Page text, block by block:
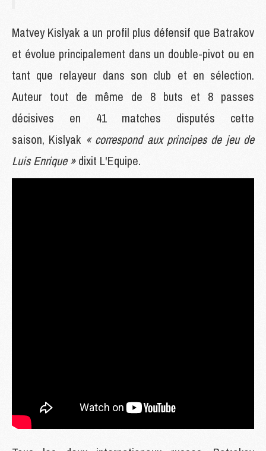
Matvey Kislyak a un profil plus défensif que Batrakov
et évolue principalement dans un double-pivot ou en
tant que relayeur dans son club et en sélection.
Auteur tout de même de 8 buts et 8 passes
décisives en 41 matches disputés cette
saison, Kislyak « correspond aux principes de jeu de
Luis Enrique »dixit L'Equipe.